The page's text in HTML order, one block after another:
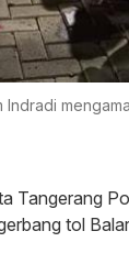
Tangerang
tol